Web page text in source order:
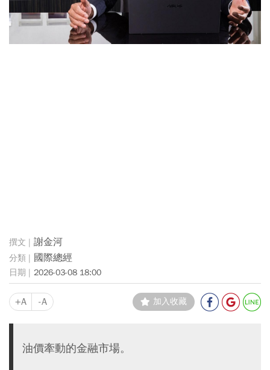
謝金河
國際總經
2026-03-08 18:00
+A -A 加入收藏
油價牽動的金融市場。